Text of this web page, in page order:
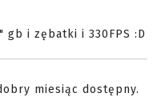
gb i zębatki i 330FPS :D
miesiąc dostępny.